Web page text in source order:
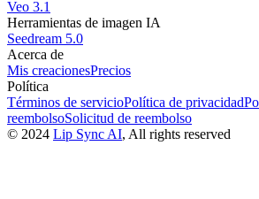
Veo 3.1
Herramientas de imagen IA
Seedream 5.0
Acerca de
Mis creacionesPrecios
Política
Términos de servicioPolítica de privacidad
reembolsoSolicitud de reembolso
© 2024 Lip Sync AI, All rights reserved